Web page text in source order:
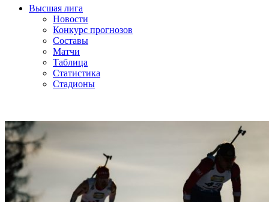
Высшая лига
Новости
Конкурс прогнозов
Составы
Матчи
Таблица
Статистика
Стадионы